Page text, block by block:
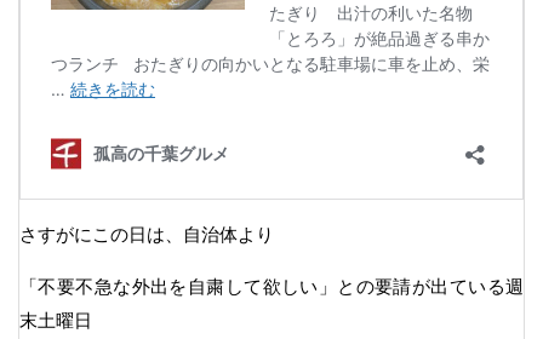
さすがにこの日は、自治体より
「不要不急な外出を自粛して欲しい」との要請が出ている週
末土曜日